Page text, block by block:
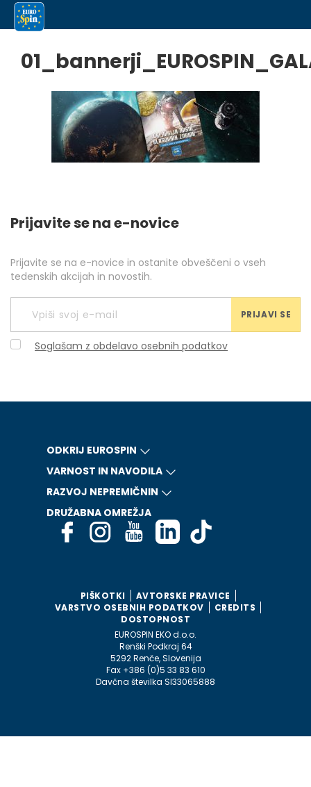
Prijavite se na e-novice
Prijavite se na e-novice in ostanite obveščeni o vseh
tedenskih akcijah in novostih.
PRIJAVI SE
Soglašam z obdelavo osebnih podatkov
ODKRIJ EUROSPIN
VARNOST IN NAVODILA
RAZVOJ NEPREMIČNIN
DRUŽABNA OMREŽJA
PIŠKOTKI
AVTORSKE PRAVICE
VARSTVO OSEBNIH PODATKOV
CREDITS
DOSTOPNOST
EUROSPIN EKO d.o.o.
Renški Podkraj 64
5292 Renče, Slovenija
Fax +386 (0)5 33 83 610
Davčna številka SI33065888